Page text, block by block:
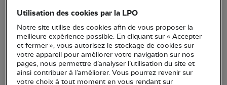
cohabitation entre l’Homme et ces espèces et
donner des solutions d’aménagements favorables.
L’antenne Dordogne de la LPO Aquitaine est
sollicitée régulièrement au sujet de cette
thématique. Il est donc intéressant de proposer la
formation sur ce territoire.
Utilisation des cookies par la LPO
Notre site utilise des cookies afin de vous proposer la
meilleure expérience possible. En cliquant sur « Accepter
et fermer », vous autorisez le stockage de cookies sur
votre appareil pour améliorer votre navigation sur nos
pages, nous permettre d’analyser l’utilisation du site et
ainsi contribuer à l’améliorer. Vous pourrez revenir sur
votre choix à tout moment en vous rendant sur